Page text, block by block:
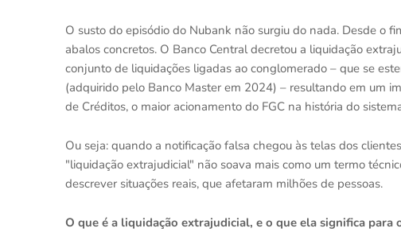
O susto do episódio do Nubank não surgiu do nada. Desde o
abalos concretos. O Banco Central decretou a liquidação
conjunto de liquidações ligadas ao conglomerado – que se
(adquirido pelo Banco Master em 2024) – resultando em um
de Créditos, o maior acionamento do FGC na história do
Ou seja: quando a notificação falsa chegou às telas dos
"liquidação extrajudicial" não soava mais como um termo
descrever situações reais, que afetaram milhões de pessoas.
O que é a liquidação extrajudicial, e o que ela significa para